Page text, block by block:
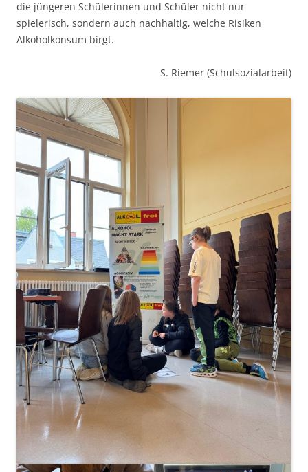
die jüngeren Schülerinnen und Schüler nicht nur
spielerisch, sondern auch nachhaltig, welche Risiken
Alkoholkonsum birgt.
S. Riemer (Schulsozialarbeit)